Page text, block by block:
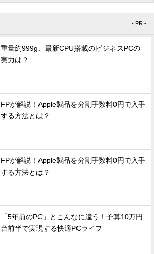
- PR -
重量約999g、最新CPU搭載のビジネスPCの
実力は？
FPが解説！Apple製品を分割手数料0円で入手
する方法とは？
FPが解説！Apple製品を分割手数料0円で入手
する方法とは？
「5年前のPC」とこんなに違う！予算10万円
台前半で実現する快適PCライフ